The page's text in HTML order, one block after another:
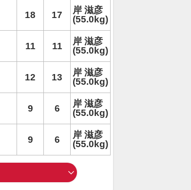
18 17
岸 滋彦
(55.0kg)
11 11
岸 滋彦
(55.0kg)
12 13
岸 滋彦
(55.0kg)
9 6
岸 滋彦
(55.0kg)
9 6
岸 滋彦
(55.0kg)